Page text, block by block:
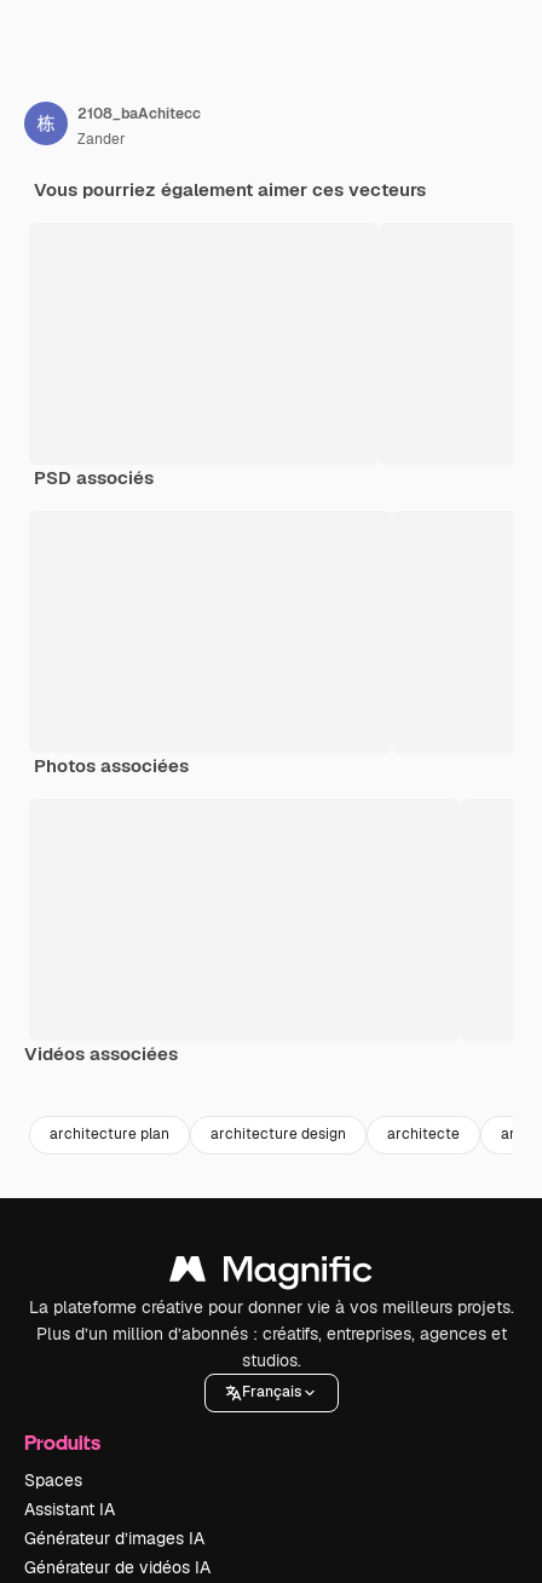
2108_baAchitecc
Zander
Vous pourriez également aimer ces vecteurs
PSD associés
Photos associées
Vidéos associées
architecture plan architecture design architecte
La plateforme créative pour donner vie à vos meilleurs projets.
Plus d’un million d’abonnés : créatifs, entreprises, agences et
studios.
Français
Produits
Spaces
Assistant IA
Générateur d’images IA
Générateur de vidéos IA